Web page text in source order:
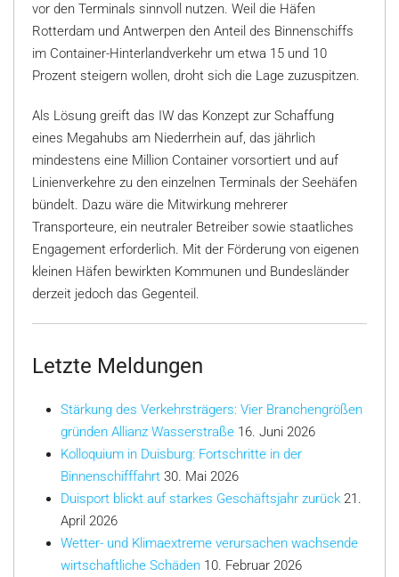
vor den Terminals sinnvoll nutzen. Weil die Häfen
Rotterdam und Antwerpen den Anteil des Binnenschiffs
im Container-Hinterlandverkehr um etwa 15 und 10
Prozent steigern wollen, droht sich die Lage zuzuspitzen.
Als Lösung greift das IW das Konzept zur Schaffung
eines Megahubs am Niederrhein auf, das jährlich
mindestens eine Million Container vorsortiert und auf
Linienverkehre zu den einzelnen Terminals der Seehäfen
bündelt. Dazu wäre die Mitwirkung mehrerer
Transporteure, ein neutraler Betreiber sowie staatliches
Engagement erforderlich. Mit der Förderung von eigenen
kleinen Häfen bewirkten Kommunen und Bundesländer
derzeit jedoch das Gegenteil.
Letzte Meldungen
Stärkung des Verkehrsträgers: Vier Branchengrößen
gründen Allianz Wasserstraße 16. Juni 2026
Kolloquium in Duisburg: Fortschritte in der
Binnenschifffahrt 30. Mai 2026
Duisport blickt auf starkes Geschäftsjahr zurück 21.
April 2026
Wetter- und Klimaextreme verursachen wachsende
wirtschaftliche Schäden 10. Februar 2026